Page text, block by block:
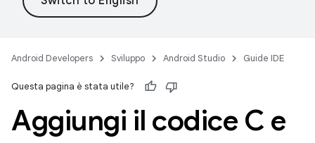
Android Developers Sviluppo Android Studio Guide IDE
Questa pagina è stata utile?
Aggiungi il codice C e